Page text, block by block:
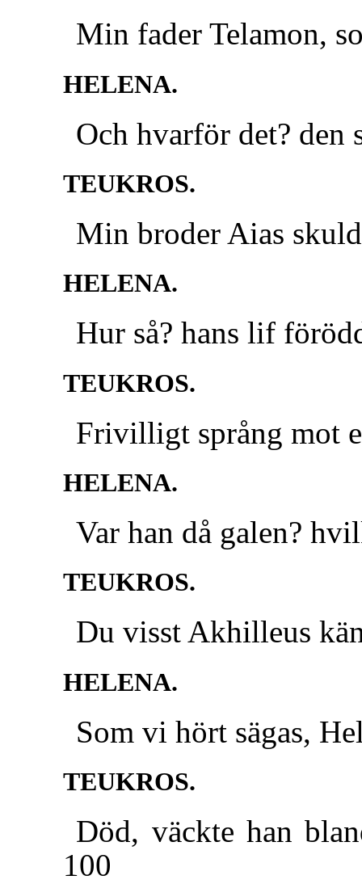
Min fader Telamon,
HELENA.
Och hvarför det? den
TEUKROS.
Min broder Aias
HELENA.
Hur så? hans lif
TEUKROS.
Frivilligt språng mot
HELENA.
Var han då galen?
TEUKROS.
Du visst Akhilleus
HELENA.
Som vi hört sägas,
TEUKROS.
Död, väckte han
100